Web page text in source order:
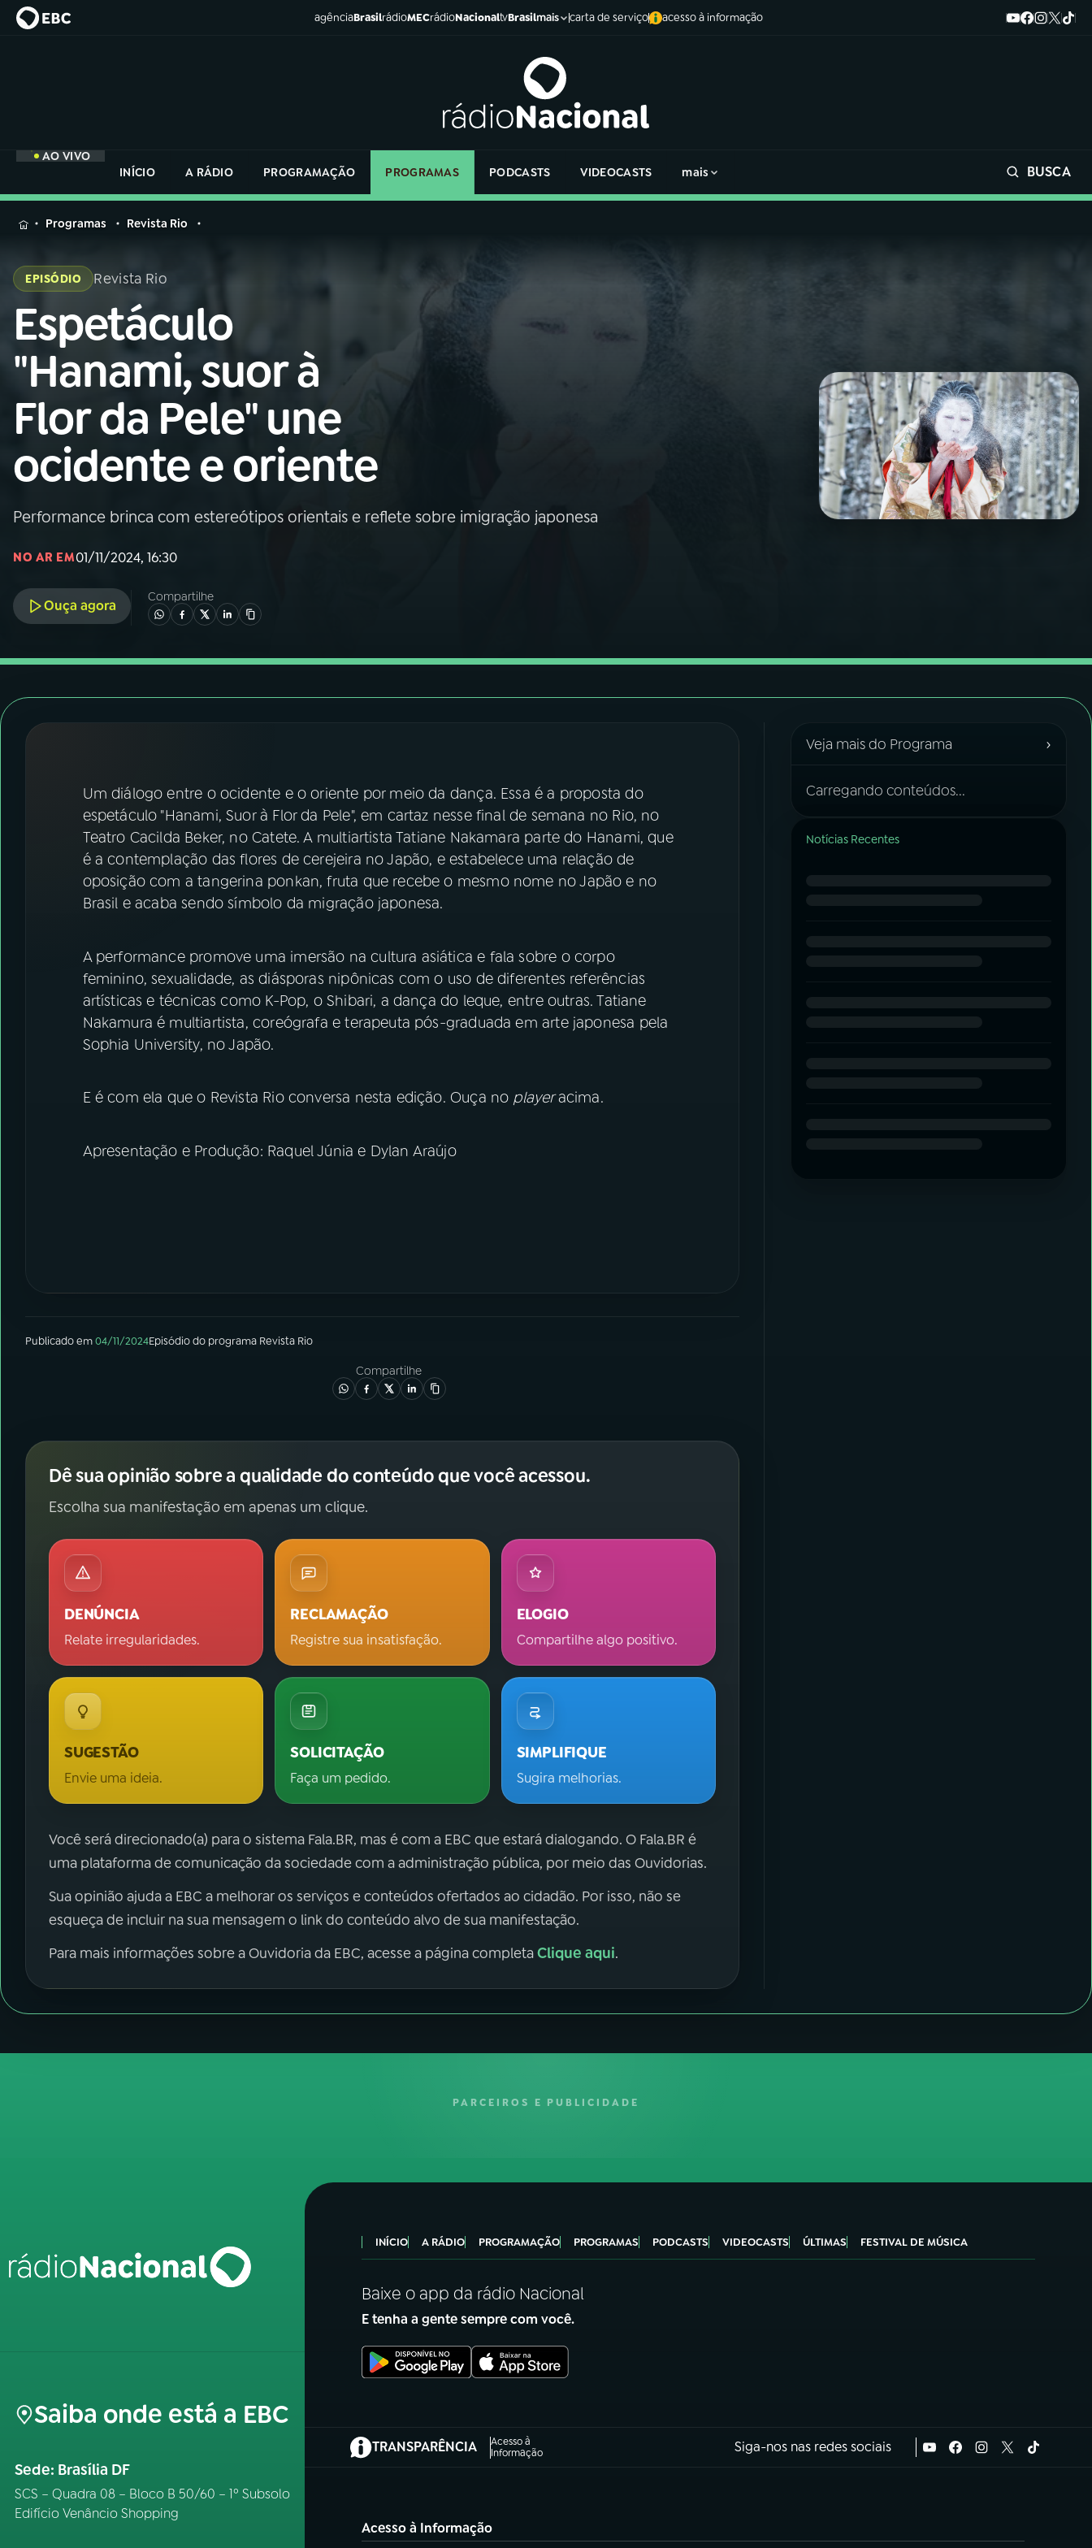
agênciaBrasilrádioMECrádioNacionaltvBrasilmais carta de serviço acesso à informação
AO VIVO
INÍCIO
A RÁDIO PROGRAMAÇÃO PROGRAMAS PODCASTS VIDEOCASTS mais BUSCA
MENU
Buscar
na
Rádio
Nacional
AO VIVO
01INÍCIO
02 A RÁDIO
03PROGRAMAÇÃO
05PODCASTS
FESTIVAL DE MÚSICA
ACOMPANHE A RÁDIO NACIONAL
Facebook
Instagram X
na
Rádio
Programas Revista Rio
EPISÓDIO Revista Rio
Espetáculo
"Hanami, suor à
Flor da Pele" une
ocidente e oriente
Performance brinca com estereótipos orientais e reflete sobre imigração japonesa
NO AR EM01/11/2024, 16:30
Ouça agora
Compartilhe
Um diálogo entre o ocidente e o oriente por meio da dança. Essa é a proposta do
espetáculo "Hanami, Suor à Flor da Pele", em cartaz nesse final de semana no Rio, no
Teatro Cacilda Beker, no Catete. A multiartista Tatiane Nakamara parte do Hanami, que
é a contemplação das flores de cerejeira no Japão, e estabelece uma relação de
oposição com a tangerina ponkan, fruta que recebe o mesmo nome no Japão e no
Brasil e acaba sendo símbolo da migração japonesa.
A performance promove uma imersão na cultura asiática e fala sobre o corpo
feminino, sexualidade, as diásporas nipônicas com o uso de diferentes referências
artísticas e técnicas como K-Pop, o Shibari, a dança do leque, entre outras. Tatiane
Nakamura é multiartista, coreógrafa e terapeuta pós-graduada em arte japonesa pela
Sophia University, no Japão.
E é com ela que o Revista Rio conversa nesta edição. Ouça no playeracima.
Apresentação e Produção: Raquel Júnia e Dylan Araújo
Publicado em04/11/2024Episódiodo programa Revista Rio
Compartilhe
Dê sua opinião sobre a qualidade do conteúdo que você acessou.
Escolha sua manifestação em apenas um clique.
DENÚNCIA
Relate irregularidades.
RECLAMAÇÃO
Registre sua insatisfação.
ELOGIO
Compartilhe algo positivo.
SUGESTÃO
Envie uma ideia.
SOLICITAÇÃO
Faça um pedido.
SIMPLIFIQUE
Sugira melhorias.
Você será direcionado(a) para o sistema Fala.BR, mas é com a EBC que estará dialogando. O Fala.BR é
uma plataforma de comunicação da sociedade com a administração pública, por meio das Ouvidorias.
Sua opinião ajuda a EBC a melhorar os serviços e conteúdos ofertados ao cidadão. Por isso, não se
esqueça de incluir na sua mensagem o link do conteúdo alvo de sua manifestação.
Para mais informações sobre a Ouvidoria da EBC, acesse a página completaClique aqui.
Veja mais do Programa ›
Carregando conteúdos...
Notícias Recentes
PARCEIROS E PUBLICIDADE
Saiba onde está a EBC
Sede: Brasília DF
SCS – Quadra 08 – Bloco B 50/60 – 1º Subsolo
Edifício Venâncio Shopping
INÍCIO A RÁDIO PROGRAMAÇÃO PROGRAMAS PODCASTS VIDEOCASTS ÚLTIMAS FESTIVAL DE MÚSICA
Baixe o app da rádio Nacional
E tenha a gente sempre com você.
TRANSPARÊNCIA
Acesso à
Informação
(abre em nova aba) Siga-nos nas redes sociais
Acesso à Informação